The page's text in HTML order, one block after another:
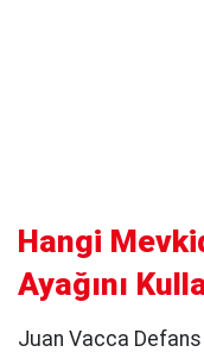
Hangi
Ayağını
Juan Vacca